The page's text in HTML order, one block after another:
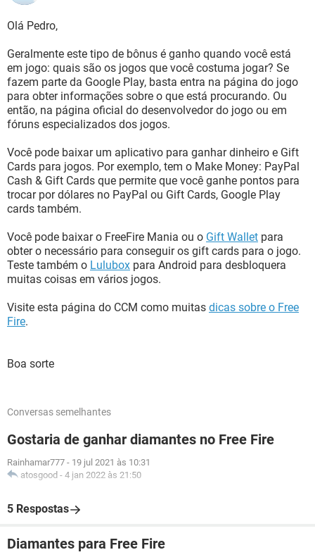
Olá Pedro,
Geralmente este tipo de bônus é ganho quando você está
em jogo: quais são os jogos que você costuma jogar? Se
fazem parte da Google Play, basta entra na página do jogo
para obter informações sobre o que está procurando. Ou
então, na página oficial do desenvolvedor do jogo ou em
fóruns especializados dos jogos.
Você pode baixar um aplicativo para ganhar dinheiro e Gift
Cards para jogos. Por exemplo, tem o Make Money: PayPal
Cash & Gift Cards que permite que você ganhe pontos para
trocar por dólares no PayPal ou Gift Cards, Google Play
cards também.
Você pode baixar o FreeFire Mania ou o Gift Wallet para
obter o necessário para conseguir os gift cards para o jogo.
Teste também o Lulubox para Android para desbloquera
muitas coisas em vários jogos.
Visite esta página do CCM como muitas dicas sobre o Free
Fire.
Boa sorte
Conversas semelhantes
Gostaria de ganhar diamantes no Free Fire
Rainhamar777 - 19 jul 2021 às 10:31
atosgood - 4 jan 2022 às 21:50
5 Respostas
Diamantes para Free Fire